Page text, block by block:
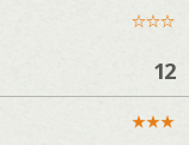
☆☆☆
12
★★★